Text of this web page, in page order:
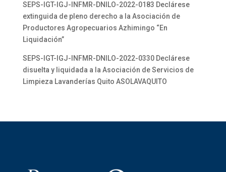
SEPS-IGT-IGJ-INFMR-DNILO-2022-0183 Declárese
extinguida de pleno derecho a la Asociación de
Productores Agropecuarios Azhimingo “En
Liquidación”
SEPS-IGT-IGJ-INFMR-DNILO-2022-0330 Declárese
disuelta y liquidada a la Asociación de Servicios de
Limpieza Lavanderías Quito ASOLAVAQUITO